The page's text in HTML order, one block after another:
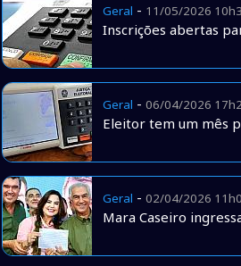
Geral - 11/05/2026
Inscrições abertas
Geral - 06/04/2026
Eleitor tem um mês
Geral - 02/04/2026
Mara Caseiro